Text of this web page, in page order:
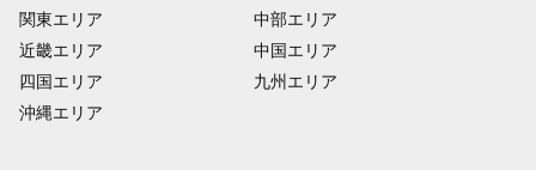
関東エリア
近畿エリア
四国エリア
沖縄エリア
中部エリア
中国エリア
九州エリア